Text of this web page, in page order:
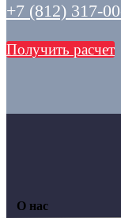
+7 (812) 317-
Получить расчет
О нас